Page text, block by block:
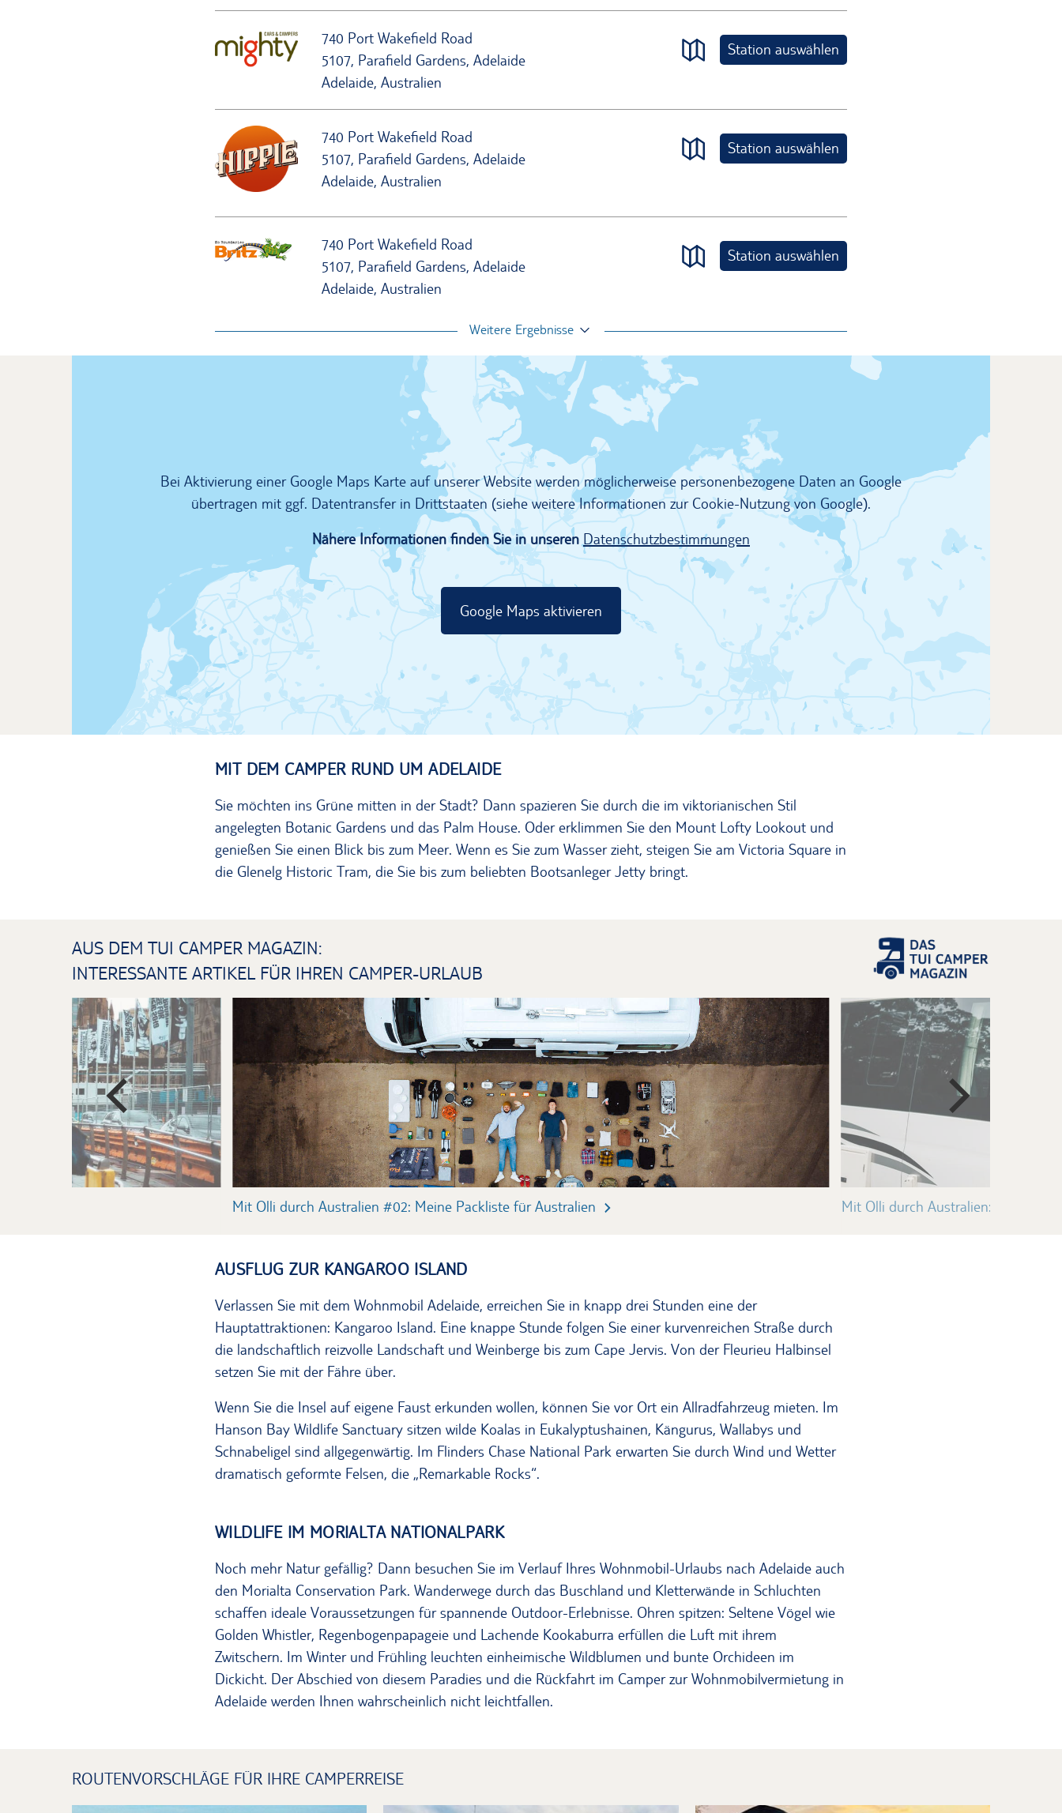
740 Port Wakefield Road
5107, Parafield Gardens, Adelaide
Adelaide, Australien
Station auswählen
740 Port Wakefield Road
5107, Parafield Gardens, Adelaide
Adelaide, Australien
Station auswählen
740 Port Wakefield Road
5107, Parafield Gardens, Adelaide
Adelaide, Australien
Station auswählen
Weitere Ergebnisse
Bei Aktivierung einer Google Maps Karte auf unserer Website werden möglicherweise personenbezogene Daten an Google
übertragen mit ggf. Datentransfer in Drittstaaten (siehe weitere Informationen zur Cookie-Nutzung von Google).
Nähere Informationen finden Sie in unseren Datenschutzbestimmungen
Google Maps aktivieren
MIT DEM CAMPER RUND UM ADELAIDE
Sie möchten ins Grüne mitten in der Stadt? Dann spazieren Sie durch die im viktorianischen Stil
angelegten Botanic Gardens und das Palm House. Oder erklimmen Sie den Mount Lofty Lookout und
genießen Sie einen Blick bis zum Meer. Wenn es Sie zum Wasser zieht, steigen Sie am Victoria Square in
die Glenelg Historic Tram, die Sie bis zum beliebten Bootsanleger Jetty bringt.
AUS DEM TUI CAMPER MAGAZIN:
INTERESSANTE ARTIKEL FÜR IHREN CAMPER-URLAUB
Mit Olli durch Australien #02: Meine Packliste für Australien Mit Olli durch Australien: Meine
AUSFLUG ZUR KANGAROO ISLAND
Verlassen Sie mit dem Wohnmobil Adelaide, erreichen Sie in knapp drei Stunden eine der
Hauptattraktionen: Kangaroo Island. Eine knappe Stunde folgen Sie einer kurvenreichen Straße durch
die landschaftlich reizvolle Landschaft und Weinberge bis zum Cape Jervis. Von der Fleurieu Halbinsel
setzen Sie mit der Fähre über.
Wenn Sie die Insel auf eigene Faust erkunden wollen, können Sie vor Ort ein Allradfahrzeug mieten. Im
Hanson Bay Wildlife Sanctuary sitzen wilde Koalas in Eukalyptushainen, Kängurus, Wallabys und
Schnabeligel sind allgegenwärtig. Im Flinders Chase National Park erwarten Sie durch Wind und Wetter
dramatisch geformte Felsen, die „Remarkable Rocks“.
WILDLIFE IM MORIALTA NATIONALPARK
Noch mehr Natur gefällig? Dann besuchen Sie im Verlauf Ihres Wohnmobil-Urlaubs nach Adelaide auch
den Morialta Conservation Park. Wanderwege durch das Buschland und Kletterwände in Schluchten
schaffen ideale Voraussetzungen für spannende Outdoor-Erlebnisse. Ohren spitzen: Seltene Vögel wie
Golden Whistler, Regenbogenpapageie und Lachende Kookaburra erfüllen die Luft mit ihrem
Zwitschern. Im Winter und Frühling leuchten einheimische Wildblumen und bunte Orchideen im
Dickicht. Der Abschied von diesem Paradies und die Rückfahrt im Camper zur Wohnmobilvermietung in
Adelaide werden Ihnen wahrscheinlich nicht leichtfallen.
ROUTENVORSCHLÄGE FÜR IHRE CAMPERREISE